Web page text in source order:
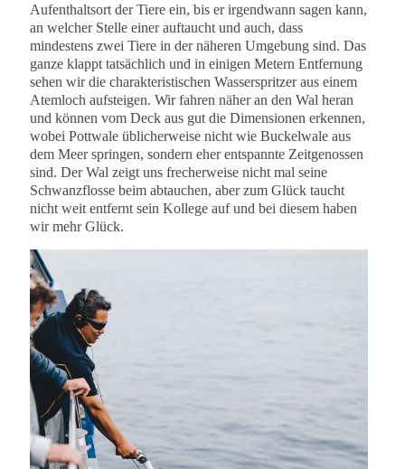
Aufenthaltsort der Tiere ein, bis er irgendwann sagen kann,
an welcher Stelle einer auftaucht und auch, dass
mindestens zwei Tiere in der näheren Umgebung sind. Das
ganze klappt tatsächlich und in einigen Metern Entfernung
sehen wir die charakteristischen Wasserspritzer aus einem
Atemloch aufsteigen. Wir fahren näher an den Wal heran
und können vom Deck aus gut die Dimensionen erkennen,
wobei Pottwale üblicherweise nicht wie Buckelwale aus
dem Meer springen, sondern eher entspannte Zeitgenossen
sind. Der Wal zeigt uns frecherweise nicht mal seine
Schwanzflosse beim abtauchen, aber zum Glück taucht
nicht weit entfernt sein Kollege auf und bei diesem haben
wir mehr Glück.